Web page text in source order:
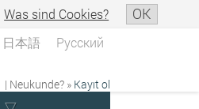
Was sind Cookies? OK
日本語 Русский
| Neukunde? » Kayıt ol